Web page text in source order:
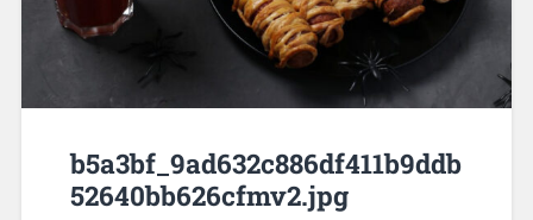
b5a3bf_9ad632c886df411b9ddb
52640bb626cfmv2.jpg